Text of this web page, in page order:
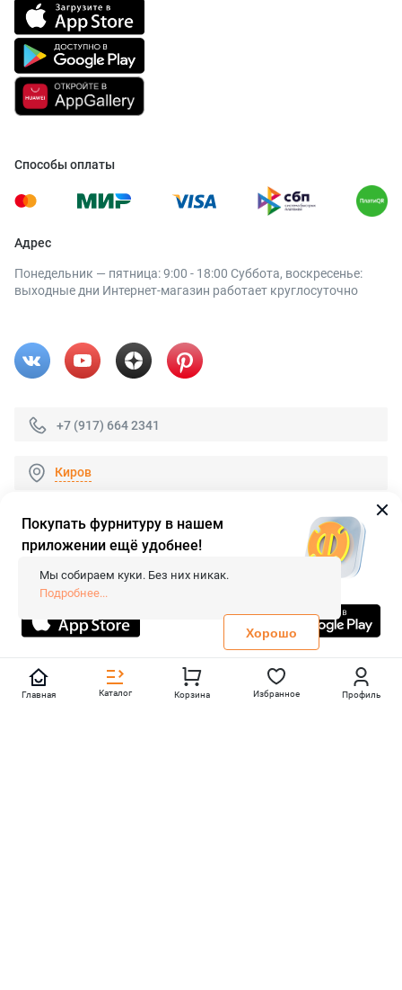
Способы оплаты
Адрес
Понедельник — пятница: 9:00 - 18:00 Суббота, воскресенье:
выходные дни Интернет-магазин работает круглосуточно
+7 (917) 664 2341
Киров
© 2026 «FieraShop.ru»
Сопровождение сайта
- Вебформат.
Все права защищены.
Не является публичной офертой
Политика конфиденциальности
Главная Каталог Корзина Избранное Профиль
Покупать фурнитуру в нашем
приложении ещё удобнее!
Мы собираем куки. Без них никак.
Подробнее...
Хорошо